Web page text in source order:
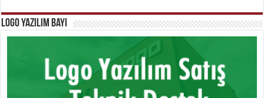
Logo Yazılım Bayi